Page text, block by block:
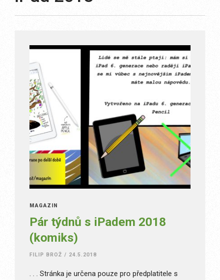
MAGAZÍN
Pár týdnů s iPadem 2018
(komiks)
FILIP BROŽ / 24.5.2018
. . . Stránka je určena pouze pro předplatitele s